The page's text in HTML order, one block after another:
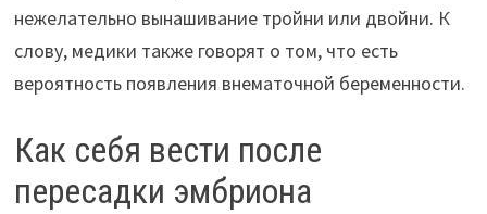
нежелательно вынашивание тройни или двойни. К
слову, медики также говорят о том, что есть
вероятность появления внематочной беременности.
Как себя вести после
пересадки эмбриона